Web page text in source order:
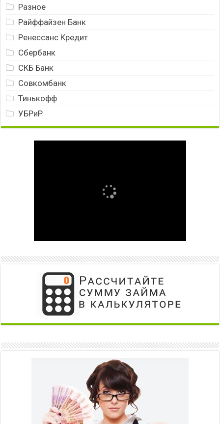
Разное
Райффайзен Банк
Ренессанс Кредит
Сбербанк
СКБ Банк
Совкомбанк
Тинькофф
УБРиР